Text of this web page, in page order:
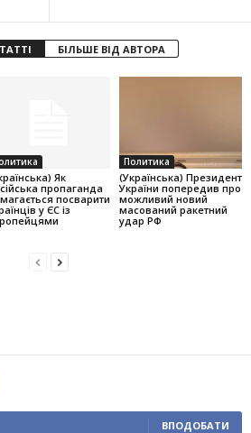
БІЛЬШЕ ВІД АВТОРА
Як
пропаганда
посварити
у ЄС із
Политика
(Українська) Президент
України попередив про
можливий новий
масований ракетний
удар РФ
ВПОДОБАТИ